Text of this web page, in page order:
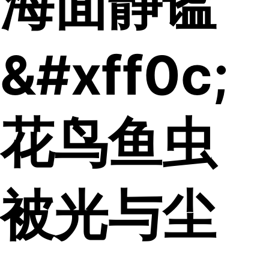
&#xff0c;
花鸟鱼虫
被光与尘